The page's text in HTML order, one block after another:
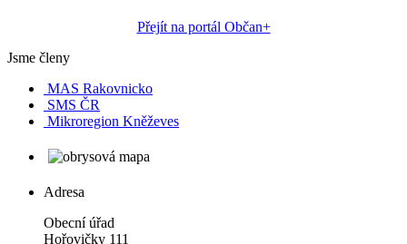
Přejít na portál Občan+
Jsme členy
MAS Rakovnicko
SMS ČR
Mikroregion Kněževes
Adresa
Obecní úřad
Hořovičky 111